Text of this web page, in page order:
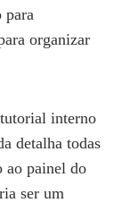
para
organizar
interno
detalha todas
ao painel do
ser um